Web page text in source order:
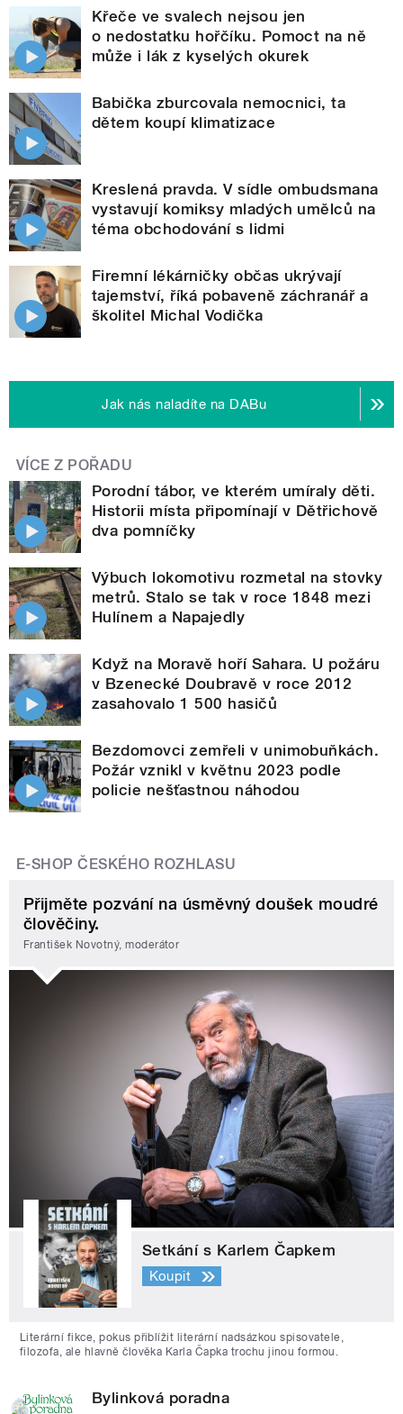
Křeče ve svalech nejsou jen
o nedostatku hořčíku. Pomoct na ně
může i lák z kyselých okurek
Babička zburcovala nemocnici, ta
dětem koupí klimatizace
Kreslená pravda. V sídle ombudsmana
vystavují komiksy mladých umělců na
téma obchodování s lidmi
Firemní lékárničky občas ukrývají
tajemství, říká pobaveně záchranář a
školitel Michal Vodička
Jak nás naladíte na DABu
VÍCE Z POŘADU
Porodní tábor, ve kterém umíraly děti.
Historii místa připomínají v Dětřichově
dva pomníčky
Výbuch lokomotivu rozmetal na stovky
metrů. Stalo se tak v roce 1848 mezi
Hulínem a Napajedly
Když na Moravě hoří Sahara. U požáru
v Bzenecké Doubravě v roce 2012
zasahovalo 1 500 hasičů
Bezdomovci zemřeli v unimobuňkách.
Požár vznikl v květnu 2023 podle
policie nešťastnou náhodou
E-SHOP ČESKÉHO ROZHLASU
Přijměte pozvání na úsměvný doušek moudré
člověčiny.
František Novotný, moderátor
Setkání s Karlem Čapkem
Koupit
Literární fikce, pokus přiblížit literární nadsázkou spisovatele,
filozofa, ale hlavně člověka Karla Čapka trochu jinou formou.
Bylinková poradna